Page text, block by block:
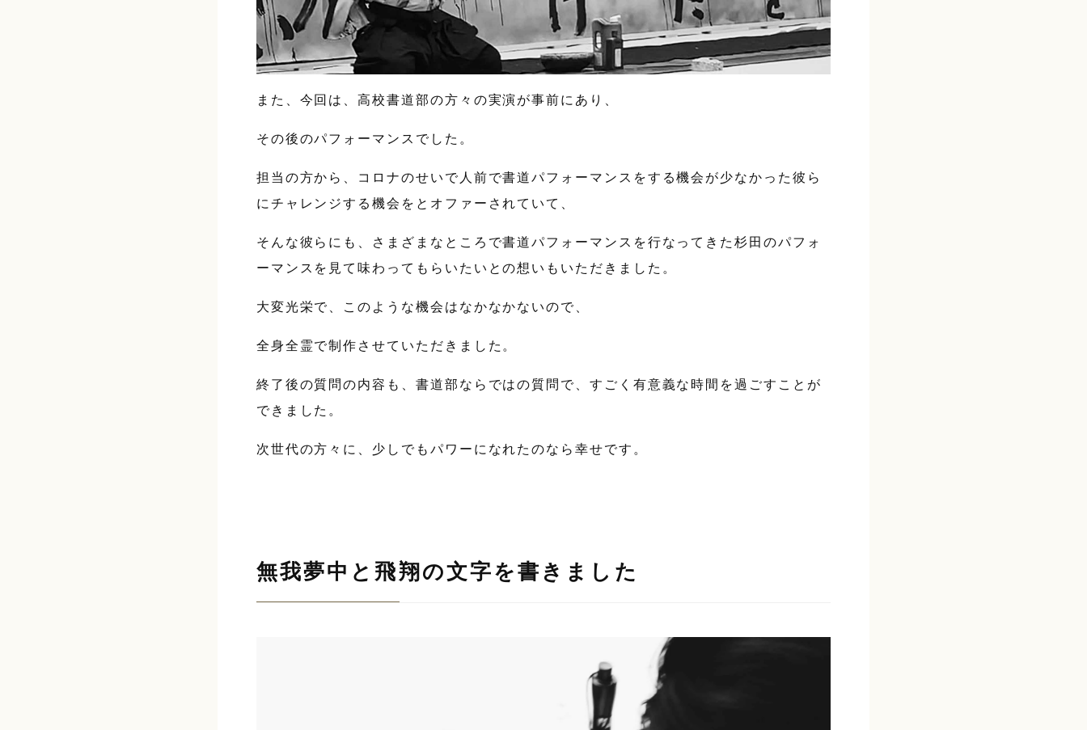
また、今回は、高校書道部の方々の実演が事前にあり、
その後のパフォーマンスでした。
担当の方から、コロナのせいで人前で書道パフォーマンスをする機会が少なかった彼ら
にチャレンジする機会をとオファーされていて、
そんな彼らにも、さまざまなところで書道パフォーマンスを行なってきた杉田のパフォ
ーマンスを見て味わってもらいたいとの想いもいただきました。
大変光栄で、このような機会はなかなかないので、
全身全霊で制作させていただきました。
終了後の質問の内容も、書道部ならではの質問で、すごく有意義な時間を過ごすことが
できました。
次世代の方々に、少しでもパワーになれたのなら幸せです。
無我夢中と飛翔の文字を書きました